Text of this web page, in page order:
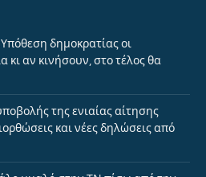
δημοκρατίας οι
κι αν κινήσουν, στο τέλος θα
της ενιαίας αίτησης
και νέες δηλώσεις από